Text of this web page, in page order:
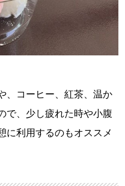
、コーヒー、紅茶、温か
で、少し疲れた時や小腹
に利用するのもオススメ